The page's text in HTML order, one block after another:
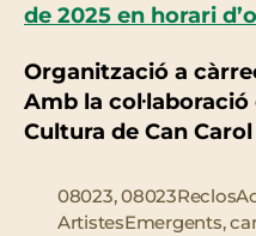
de 2025 en horari
Organització a
Amb la
Cultura de Can Carol
08023,
ArtistesEmergents,